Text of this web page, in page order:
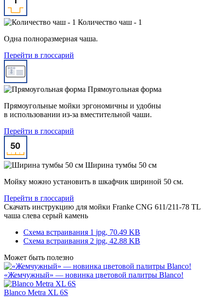
Количество чаш - 1
Одна полноразмерная чаша.
Перейти в глоссарий
Прямоугольная форма
Прямоугольные мойки эргономичны и удобны
в использовании из-за вместительной чаши.
Перейти в глоссарий
Ширина тумбы 50 см
Мойку можно установить в шкафчик шириной 50 см.
Перейти в глоссарий
Скачать инструкцию для мойки Franke CNG 611/211-78 TL
чаша слева серый камень
Схема встраивания 1 jpg, 70.49 KB
Схема встраивания 2 jpg, 42.88 KB
Может быть полезно
«Жемчужный» — новинка цветовой палитры Blanco!
Blanco Metra XL 6S